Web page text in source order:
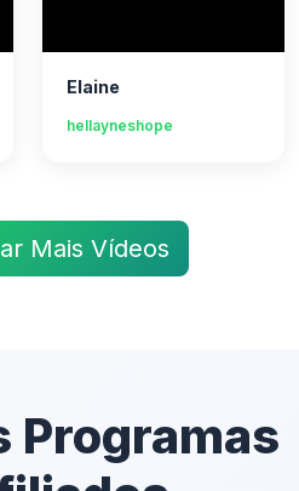
Elaine
hellayneshope
Mais Vídeos
Programas